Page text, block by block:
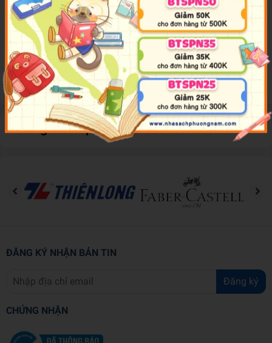
Challenge yourself at home with word and number puzzles
From the puzzles section of The Times our Editors have
chosen the best selection of general-knowledge and
definition crossword puzzles to keep even the most eager
enthusiasts entertained for hours.
Đánh giá sản phẩm
ĐĂNG KÝ NHẬN BẢN TIN
Đăng ký
CHỨNG NHẬN